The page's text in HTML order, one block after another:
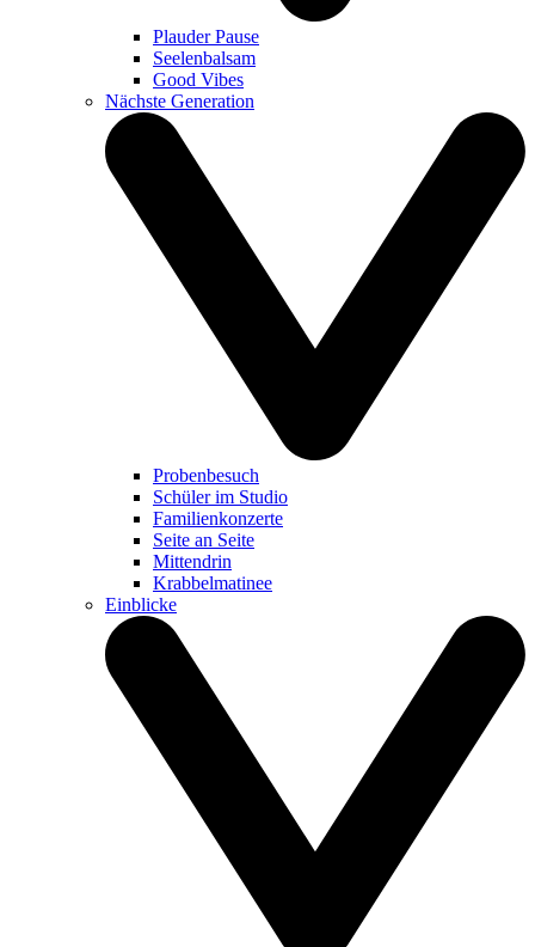
Plauder Pause
Seelenbalsam
Good Vibes
Nächste Generation
Probenbesuch
Schüler im Studio
Familienkonzerte
Seite an Seite
Mittendrin
Krabbelmatinee
Einblicke